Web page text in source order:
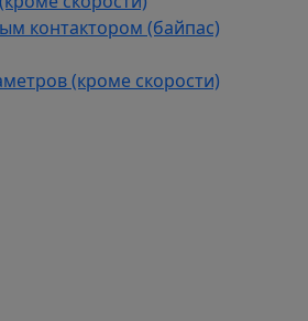
контактором (байпас)
(кроме скорости)